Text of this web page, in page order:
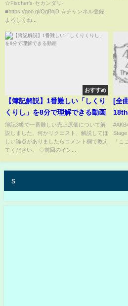
☆Fischer's-セカンダリ-
■https://goo.gl/QgBhjD ☆チャンネル登録
よろしくね...
おすすめ
【簿記解説】1番難しい「しくり
くりし」を8分で理解できる動画
簿記3級で一番難しい売上原価について解
説しました。何かリクエスト、解説してほ
しい論点がありましたらコメント欄で教え
てください。 ◇前回のイン...
[全
「こ
s